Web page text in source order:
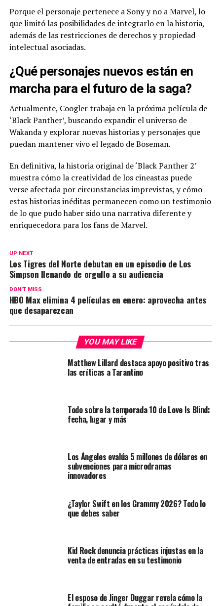
Porque el personaje pertenece a Sony y no a Marvel, lo
que limitó las posibilidades de integrarlo en la historia,
además de las restricciones de derechos y propiedad
intelectual asociadas.
¿Qué personajes nuevos están en
marcha para el futuro de la saga?
Actualmente, Coogler trabaja en la próxima película de
‘Black Panther’, buscando expandir el universo de
Wakanda y explorar nuevas historias y personajes que
puedan mantener vivo el legado de Boseman.
En definitiva, la historia original de ‘Black Panther 2’
muestra cómo la creatividad de los cineastas puede
verse afectada por circunstancias imprevistas, y cómo
estas historias inéditas permanecen como un testimonio
de lo que pudo haber sido una narrativa diferente y
enriquecedora para los fans de Marvel.
UP NEXT
Los Tigres del Norte debutan en un episodio de Los
Simpson llenando de orgullo a su audiencia
DON'T MISS
HBO Max elimina 4 películas en enero: aprovecha antes
que desaparezcan
YOU MAY LIKE
Matthew Lillard destaca apoyo positivo tras
las críticas a Tarantino
Todo sobre la temporada 10 de Love Is Blind:
fecha, lugar y más
Los Ángeles evalúa 5 millones de dólares en
subvenciones para microdramas
innovadores
¿Taylor Swift en los Grammy 2026? Todo lo
que debes saber
Kid Rock denuncia prácticas injustas en la
venta de entradas en su testimonio
El esposo de Jinger Duggar revela cómo la